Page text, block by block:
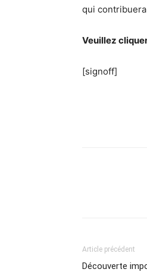
qui
Veuillez
[signoff]
Article précédent
Découverte